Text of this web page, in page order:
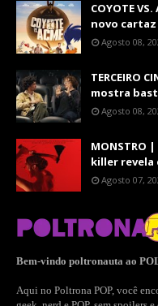
COYOTE
novo cartaz
Agosto 08,
TERCEIRO
mostra
Agosto 08,
MONSTRO
killer revela
Agosto 07,
Bem-vindo poltronauta ao
Aqui no Poltrona POP, você